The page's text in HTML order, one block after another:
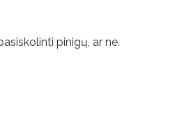
pinigų, ar ne.